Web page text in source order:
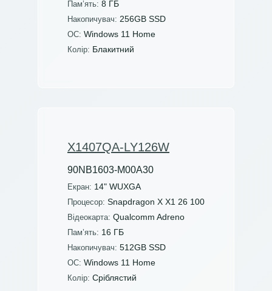
Пам’ять: 8 ГБ
Накопичувач: 256GB SSD
ОС: Windows 11 Home
Колір: Блакитний
X1407QA-LY126W
90NB1603-M00A30
Екран: 14" WUXGA
Процесор: Snapdragon X X1 26 100
Відеокарта: Qualcomm Adreno
Пам’ять: 16 ГБ
Накопичувач: 512GB SSD
ОС: Windows 11 Home
Колір: Сріблястий